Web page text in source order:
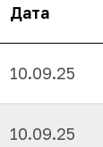
Дата
10.09.25
10.09.25